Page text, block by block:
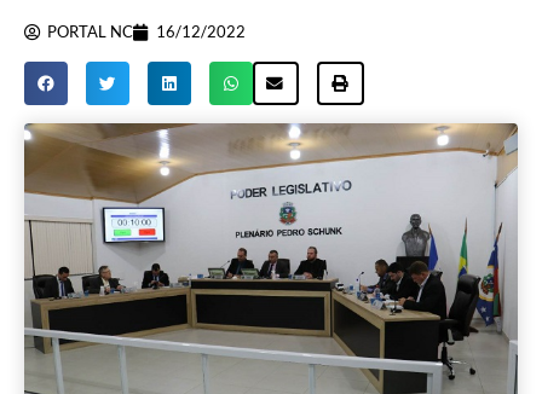
PORTAL NC 16/12/2022